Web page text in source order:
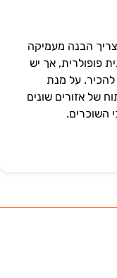
הבנה מעמיקה
פופולרית, אך יש
להכיר. על מנת
של אזורים שונים
השוכרים.